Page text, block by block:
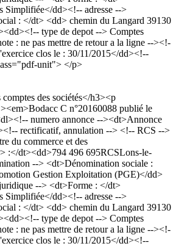
Simplifiée</dd><!-- adresse -->
: </dt> <dd> chemin du Langard 39130
type de depot --> Comptes
: ne pas mettre de retour a la ligne --><!-
clos le : 30/11/2015</dd><!--
unit"> </p>
des sociétés</h3><p
C n°20160088 publié le
numero annonce --><dt>Annonce
rectificatif, annulation --> <!-- RCS -->
du commerce et des
:</dt><dd>794 496 695RCSLons-le-
--> <dt>Dénomination sociale :
Gestion Exploitation (PGE)</dd>
--> <dt>Forme : </dt>
Simplifiée</dd><!-- adresse -->
: </dt> <dd> chemin du Langard 39130
type de depot --> Comptes
: ne pas mettre de retour a la ligne --><!-
clos le : 30/11/2015</dd><!--